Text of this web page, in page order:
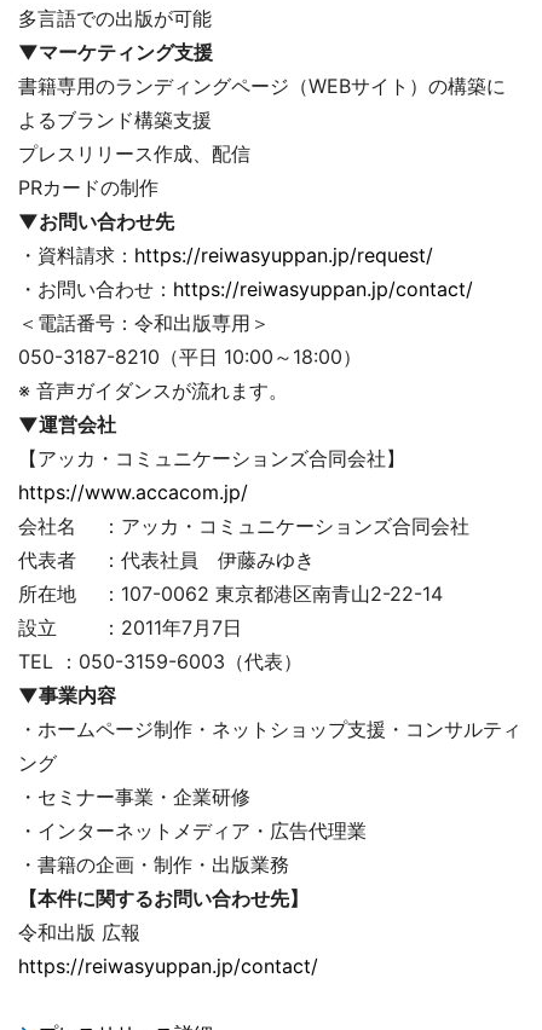
多言語での出版が可能
▼マーケティング支援
書籍専用のランディングページ（WEBサイト）の構築に
よるブランド構築支援
プレスリリース作成、配信
PRカードの制作
▼お問い合わせ先
・資料請求： https://reiwasyuppan.jp/request/
・お問い合わせ： https://reiwasyuppan.jp/contact/
＜電話番号：令和出版専用＞
050-3187-8210（平日 10:00～18:00）
※ 音声ガイダンスが流れます。
▼運営会社
【アッカ・コミュニケーションズ合同会社】
https://www.accacom.jp/
会社名 ：アッカ・コミュニケーションズ合同会社
代表者 ：代表社員 伊藤みゆき
所在地 ：107-0062 東京都港区南青山2-22-14
設立 ：2011年7月7日
TEL ：050-3159-6003（代表）
▼事業内容
・ホームページ制作・ネットショップ支援・コンサルティ
ング
・セミナー事業・企業研修
・インターネットメディア・広告代理業
・書籍の企画・制作・出版業務
【本件に関するお問い合わせ先】
令和出版 広報
https://reiwasyuppan.jp/contact/